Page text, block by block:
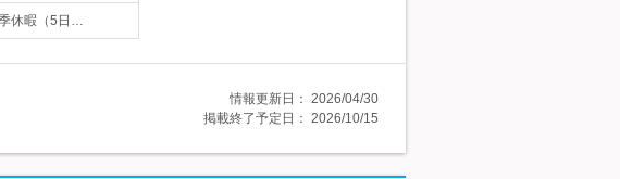
休暇（5日…
情報更新日： 2026/04/30
掲載終了予定日： 2026/10/15